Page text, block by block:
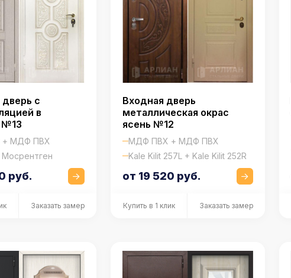
дверь с
в
№13
МДФ ПВХ
руб.
Заказать замер
Входная дверь
металлическая окрас
ясень №12
МДФ ПВХ + МДФ ПВХ
Kale Kilit 257L + Kale Kilit 252R
от 19 520 руб.
Купить в 1 клик Заказать замер